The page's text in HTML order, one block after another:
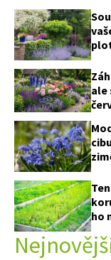
65 Kč
Objednat >
Naše
ale
ho